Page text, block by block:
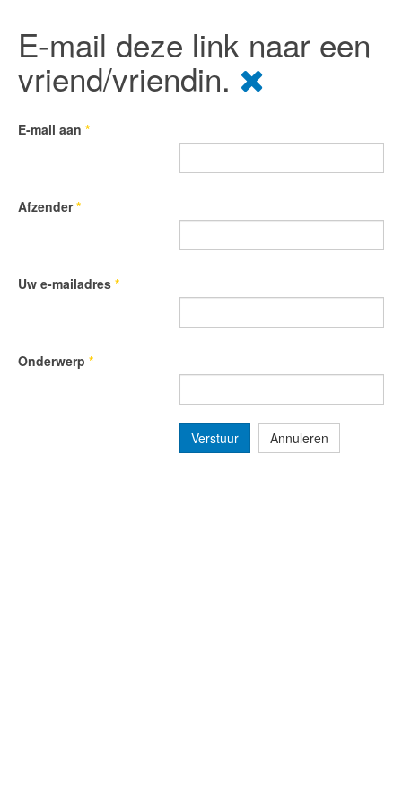
E-mail deze link naar een
vriend/vriendin.
E-mail aan *
Afzender*
Uw e-mailadres *
Onderwerp *
Verstuur Annuleren